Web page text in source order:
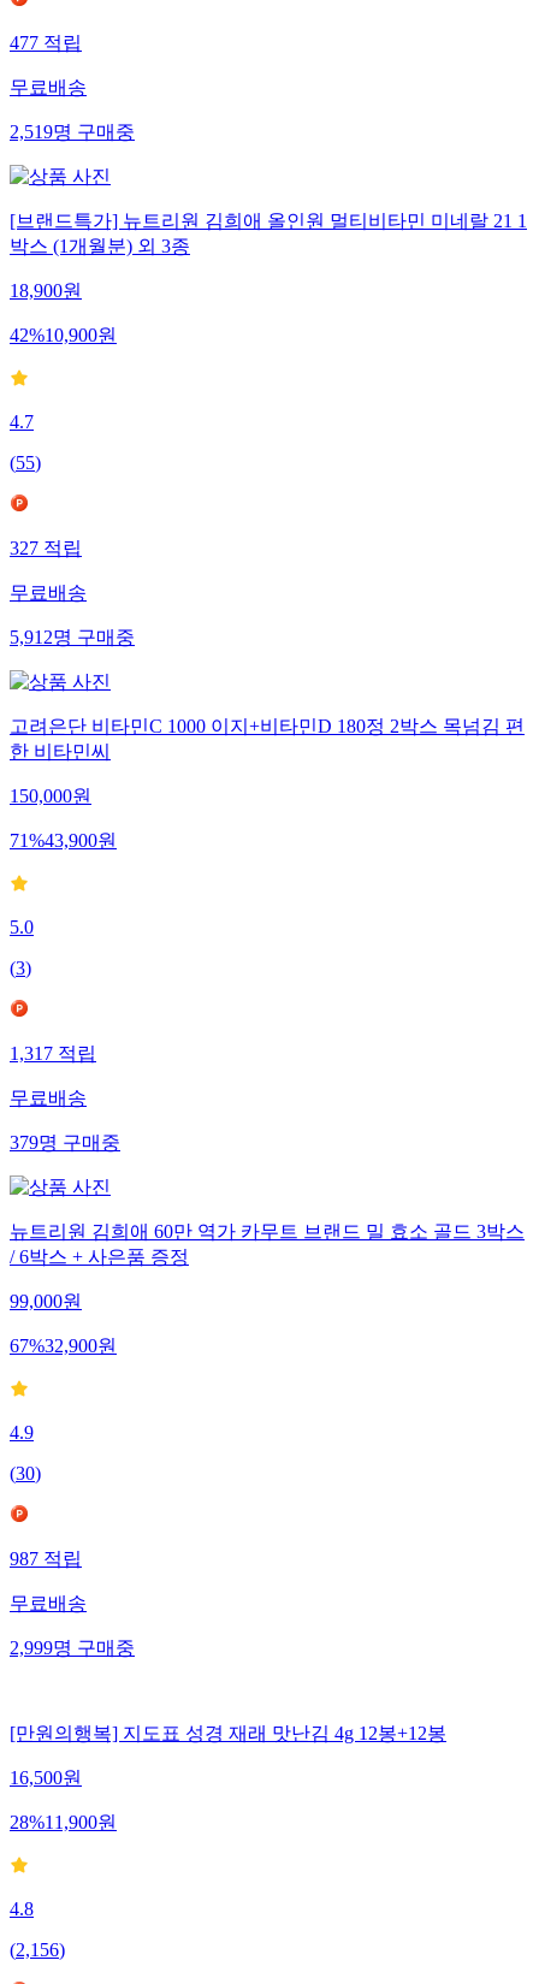
477적립
무료배송
2,519명구매중
[브랜드특가] 뉴트리원 김희애 올인원 멀티비타민 미네랄 21 1
박스 (1개월분) 외 3종
18,900원
42%10,900원
4.7
(55)
327적립
무료배송
5,912명구매중
고려은단 비타민C 1000 이지+비타민D 180정 2박스 목넘김 편
한 비타민씨
150,000원
71%43,900원
5.0
(3)
1,317적립
무료배송
379명구매중
뉴트리원 김희애 60만 역가 카무트 브랜드 밀 효소 골드 3박스
/ 6박스 + 사은품 증정
99,000원
67%32,900원
4.9
(30)
987적립
무료배송
2,999명구매중
[만원의행복] 지도표 성경 재래 맛난김 4g 12봉+12봉
16,500원
28%11,900원
4.8
(2,156)